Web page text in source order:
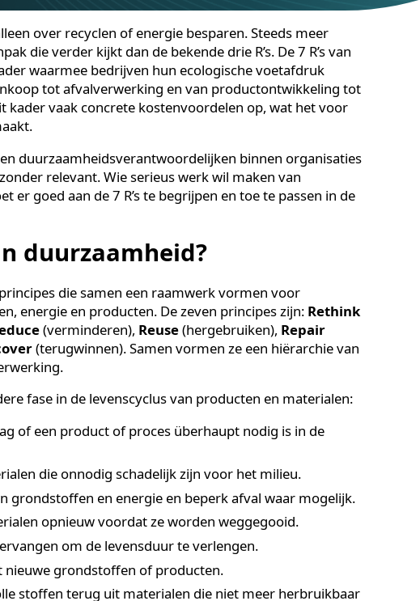
alleen over recyclen of energie besparen. Steeds meer
die verder kijkt dan de bekende drie R’s. De 7 R’s van
kader waarmee bedrijven hun ecologische voetafdruk
inkoop tot afvalverwerking en van productontwikkeling tot
dit kader vaak concrete kostenvoordelen op, wat het voor
maakt.
en duurzaamheidsverantwoordelijken binnen organisaties
bijzonder relevant. Wie serieus werk wil maken van
doet er goed aan de 7 R’s te begrijpen en toe te passen in de
van duurzaamheid?
principes die samen een raamwerk vormen voor
energie en producten. De zeven principes zijn:
Reduce(verminderen),Reuse(hergebruiken),Repair
Recover(terugwinnen). Samen vormen ze een hiërarchie van
verwerking.
andere fase in de levenscyclus van producten en materialen:
vraag of een product of proces überhaupt nodig is in de
die onnodig schadelijk zijn voor het milieu.
van grondstoffen en energie en beperk afval waar mogelijk.